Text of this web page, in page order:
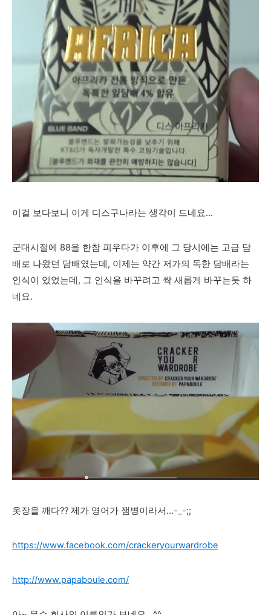
이걸 보다보니 이게 디스구나라는 생각이 드네요...
군대시절에 88을 한참 피우다가 이후에 그 당시에는 고급 담
배로 나왔던 담배였는데, 이제는 약간 저가의 독한 담배라는
인식이 있었는데, 그 인식을 바꾸려고 싹 새롭게 바꾸는듯 하
네요.
옷장을 깨다?? 제가 영어가 잼병이라서...-_-;;
https://www.facebook.com/crackeryourwardrobe
http://www.papaboule.com/